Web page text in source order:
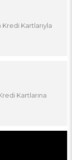
Kartlarıyla
Kartlarına